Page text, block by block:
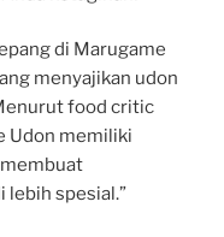
di Marugame
menyajikan udon
food critic
Udon memiliki
lebih spesial.”